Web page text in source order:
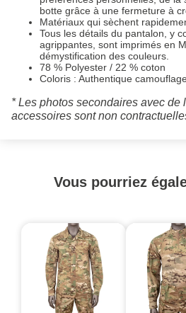
botte grâce à une fermeture à
Matériaux qui sèchent
Tous les détails du pantalon, y
agrippantes, sont imprimés en
démystification des couleurs.
78 % Polyester / 22 % coton
Coloris : Authentique
* Les photos secondaires avec de
accessoires sont non
Vous pourriez